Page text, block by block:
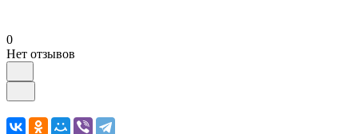
0
Нет отзывов